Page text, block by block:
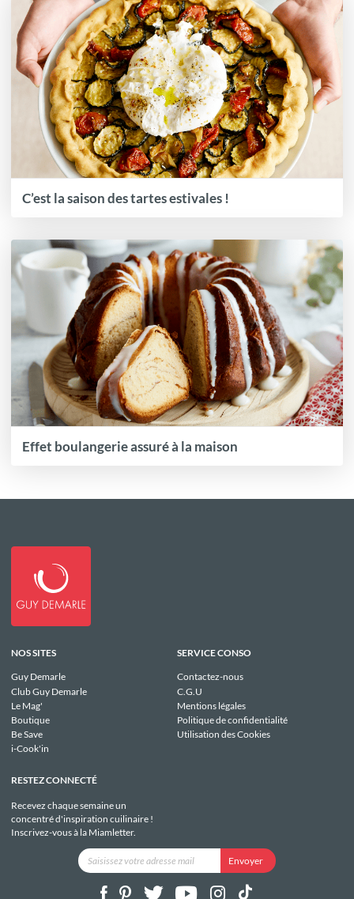
C’est la saison des tartes estivales !
Effet boulangerie assuré à la maison
NOS SITES
Guy Demarle
Club Guy Demarle
Le Mag'
Boutique
Be Save
i-Cook'in
SERVICE CONSO
Contactez-nous
C.G.U
Mentions légales
Politique de confidentialité
Utilisation des Cookies
RESTEZ CONNECTÉ
Recevez chaque semaine un
concentré d'inspiration cuilinaire !
Inscrivez-vous à la Miamletter.